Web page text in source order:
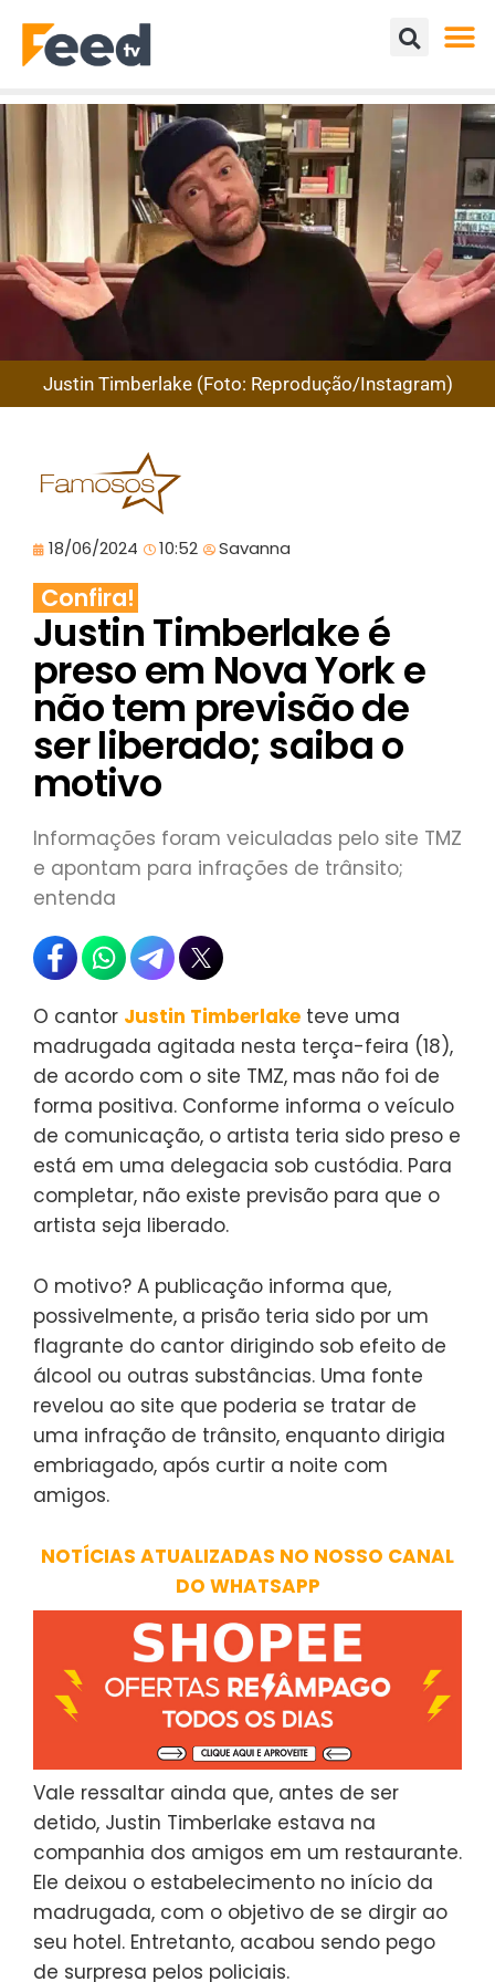
Justin Timberlake (Foto: Reprodução/Instagram)
18/06/2024 10:52 Savanna
Confira!
Justin Timberlake é
preso em Nova York e
não tem previsão de
ser liberado; saiba o
motivo
Informações foram veiculadas pelo site TMZ
e apontam para infrações de trânsito;
entenda
O cantor Justin Timberlake teve uma
madrugada agitada nesta terça-feira (18),
de acordo com o site TMZ, mas não foi de
forma positiva. Conforme informa o veículo
de comunicação, o artista teria sido preso e
está em uma delegacia sob custódia. Para
completar, não existe previsão para que o
artista seja liberado.
O motivo? A publicação informa que,
possivelmente, a prisão teria sido por um
flagrante do cantor dirigindo sob efeito de
álcool ou outras substâncias. Uma fonte
revelou ao site que poderia se tratar de
uma infração de trânsito, enquanto dirigia
embriagado, após curtir a noite com
amigos.
NOTÍCIAS ATUALIZADAS NO NOSSO CANAL
DO WHATSAPP
Vale ressaltar ainda que, antes de ser
detido, Justin Timberlake estava na
companhia dos amigos em um restaurante.
Ele deixou o estabelecimento no início da
madrugada, com o objetivo de se dirgir ao
seu hotel. Entretanto, acabou sendo pego
de surpresa pelos policiais.